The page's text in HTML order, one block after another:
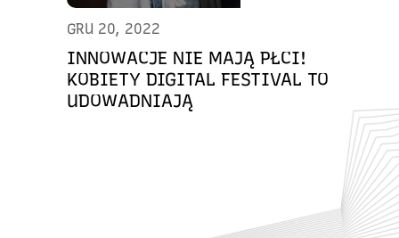
GRU 20, 2022
INNOWACJE NIE MAJĄ PŁCI!
KOBIETY DIGITAL FESTIVAL TO
UDOWADNIAJĄ